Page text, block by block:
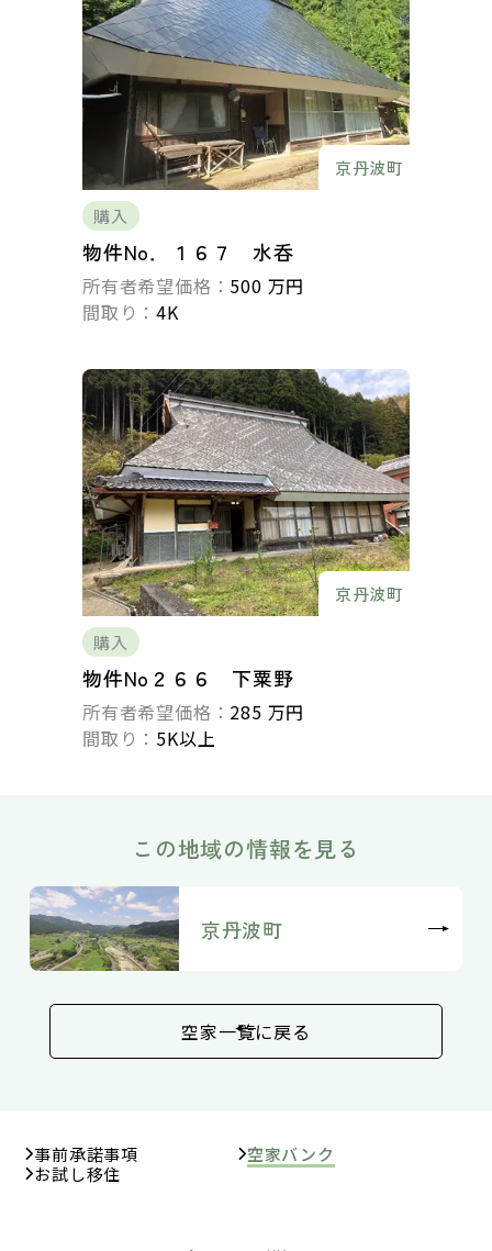
京丹波町
購入
物件No．１６７ 水呑
所有者希望価格： 500 万円
間取り：4K
京丹波町
購入
物件No２６６ 下粟野
所有者希望価格： 285 万円
間取り： 5K以上
この地域の情報を見る
京丹波町
空家一覧に戻る
事前承諾事項
空家バンク
お試し移住